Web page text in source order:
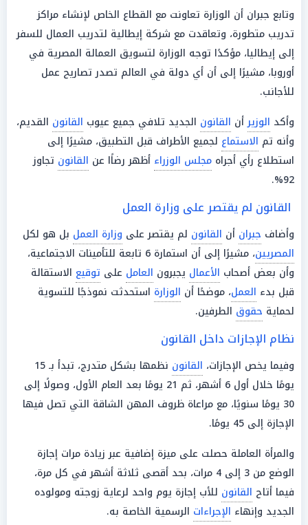
وتابع جبران أن الوزارة تعاونت مع القطاع الخاص لإنشاء مراكز
تدريب متطورة، وتعاقدت مع شركة إيطالية لتدريب العمال للسفر
إلى إيطاليا، مؤكدًا توجه الوزارة لتسويق العمالة المصرية في
أوروبا، مشيرًا إلى أن أي دولة في العالم تصدر تصاريح عمل
للأجانب.
وأكد الوزيرأن القانون الجديد تلافي جميع عيوب القانون القديم،
وأنه تم الاستماع لجميع الأطراف قبل التطبيق، مشيرًا إلى
استطلاع رأي أجراه مجلس الوزراء أظهر رضاًا عن القانون تجاوز
92%.
القانون لم يقتصر على وزارة العمل
وأضاف جبران أن القانون لم يقتصر على وزارة العمل بل هو لكل
المصريين
، مشيرًا إلى أن استمارة 6 تابعة للتأمينات الاجتماعية،
وأن بعض أصحاب الأعمال يجبرون العامل على توقيع الاستقالة
قبل بدء العمل، موضحًا أن الوزارة استحدثت نموذجًا للتسوية
لحماية حقوق الطرفين.
نظام الإجازات داخل القانون
وفيما يخص الإجازات، القانون
نظمها بشكل متدرج، تبدأ بـ 15
يومًا خلال أول 6 أشهر، ثم 21 يومًا بعد العام الأول، وصولًا إلى
30 يومًا سنويًا، مع مراعاة ظروف المهن الشاقة التي تصل فيها
الإجازة إلى 45 يومًا.
والمرأة العاملة حصلت على ميزة إضافية عبر زيادة مرات إجازة
الوضع من 3 إلى 4 مرات، بحد أقصى ثلاثة أشهر في كل مرة،
فيما أتاح القانون للأب إجازة يوم واحد لرعاية زوجته ومولوده
الجديد وإنهاء الإجراءات الرسمية الخاصة به.